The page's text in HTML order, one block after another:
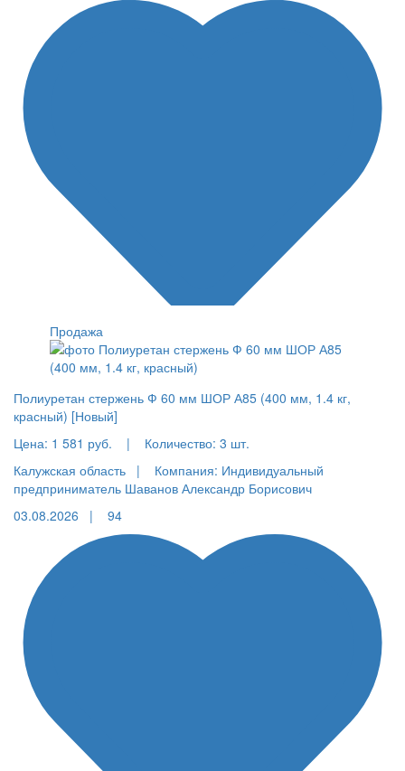
Продажа
Полиуретан стержень Ф 60 мм ШОР А85 (400 мм, 1.4 кг,
красный) [Новый]
Цена: 1 581 руб. | Количество: 3 шт.
Калужская область |
Компания: Индивидуальный
предприниматель Шаванов Александр Борисович
03.08.2026 |
94